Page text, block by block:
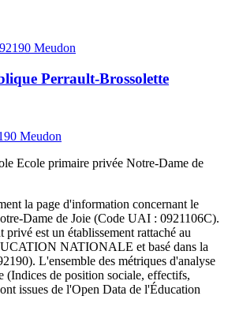
92190 Meudon
Perrault-Brossolette
Meudon
Ecole primaire privée Notre-Dame de
la page d'information concernant le
Dame de Joie (Code UAI : 0921106C).
privé est un établissement rattaché au
NATIONALE et basé dans la
). L'ensemble des métriques d'analyse
(Indices de position sociale, effectifs,
issues de l'Open Data de l'Éducation